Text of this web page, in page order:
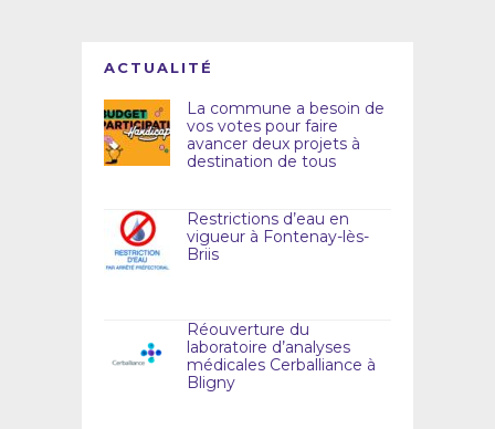
ACTUALITÉ
La commune a besoin de
vos votes pour faire
avancer deux projets à
destination de tous
Restrictions d’eau en
vigueur à Fontenay-lès-
Briis
Réouverture du
laboratoire d’analyses
médicales Cerballiance à
Bligny